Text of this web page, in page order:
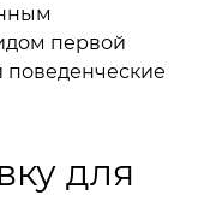
первой
поведенческие
для